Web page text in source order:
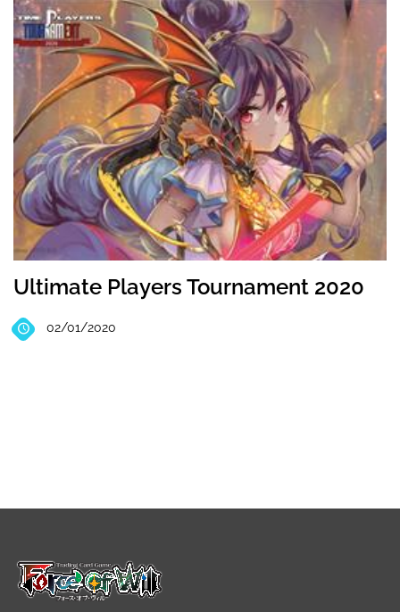
Ultimate Players Tournament 2020
02/01/2020